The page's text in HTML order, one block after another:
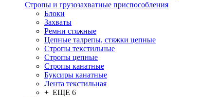
Стропы и грузозахватные приспособления
Блоки
Захваты
Ремни стяжные
Цепные талрепы, стяжки цепные
Стропы текстильные
Стропы цепные
Стропы канатные
Буксиры канатные
Лента текстильная
+ ЕЩЕ 6